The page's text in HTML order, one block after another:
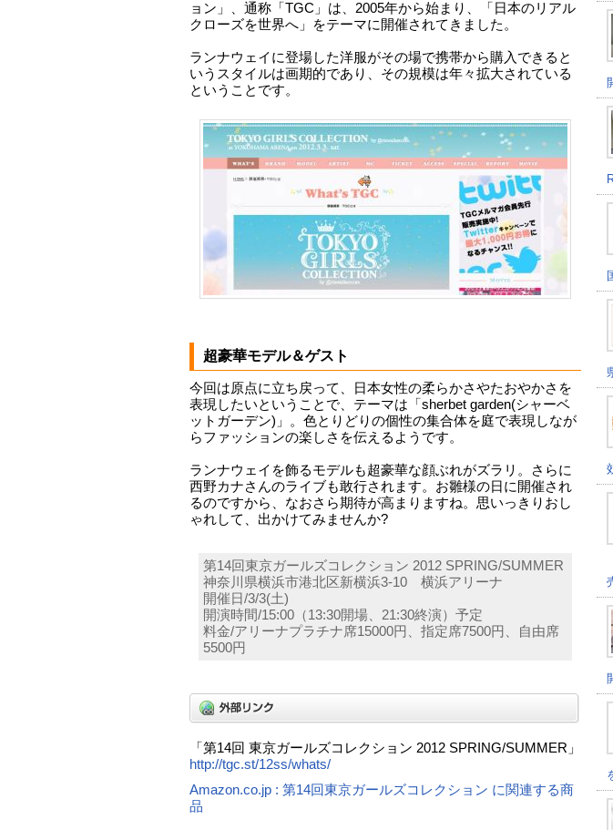
ョン」、通称「TGC」は、2005年から始まり、「日本のリアル
クローズを世界へ」をテーマに開催されてきました。
ランナウェイに登場した洋服がその場で携帯から購入できると
いうスタイルは画期的であり、その規模は年々拡大されている
ということです。
超豪華モデル＆ゲスト
今回は原点に立ち戻って、日本女性の柔らかさやたおやかさを
表現したいということで、テーマは「sherbet garden(シャーベ
ットガーデン)」。色とりどりの個性の集合体を庭で表現しなが
らファッションの楽しさを伝えるようです。
ランナウェイを飾るモデルも超豪華な顔ぶれがズラリ。さらに
西野カナさんのライブも敢行されます。お雛様の日に開催され
るのですから、なおさら期待が高まりますね。思いっきりおし
ゃれして、出かけてみませんか?
第14回東京ガールズコレクション 2012 SPRING/SUMMER
神奈川県横浜市港北区新横浜3-10 横浜アリーナ
開催日/3/3(土)
開演時間/15:00（13:30開場、21:30終演）予定
料金/アリーナプラチナ席15000円、指定席7500円、自由席
5500円
「第14回 東京ガールズコレクション 2012 SPRING/SUMMER」
http://tgc.st/12ss/whats/
Amazon.co.jp : 第14回東京ガールズコレクション に関連する商
品